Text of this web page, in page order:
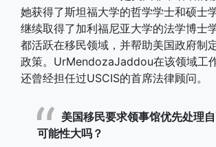
她获得了斯坦福大学的哲学学士和硕士
继续取得了加利福尼亚大学的法学博士
都活跃在移民领域，并帮助美国政府制
政策。UrMendozaJaddou在该领域工
还曾经担任过USCIS的首席法律顾问。
美国移民要求领事馆优先处理自
可能性大吗？